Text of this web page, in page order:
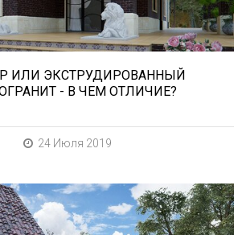
барбекю, лестниц и...
ИЛИ ЭКСТРУДИРОВАННЫЙ
- В ЧЕМ ОТЛИЧИЕ?
24 Июля 2019
мы расскажем о том, что
при выборе и укладке уличных